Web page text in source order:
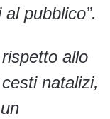
pubblico”.
allo
natalizi,